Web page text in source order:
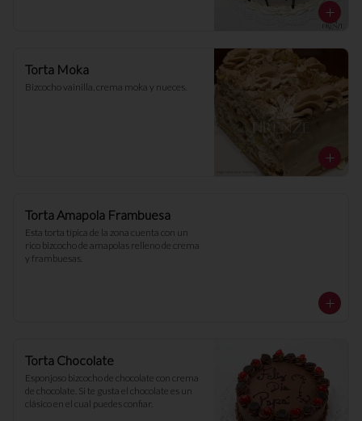
Torta Moka
Bizcocho vainilla, crema moka y nueces.
Torta Amapola Frambuesa
Esta torta típica de la zona cuenta con un
rico bizcocho de amapolas relleno de crema
y frambuesas.
Torta Chocolate
Esponjoso bizcocho de chocolate con crema
de chocolate. Si te gusta el chocolate es un
clásico en el cual puedes confiar.